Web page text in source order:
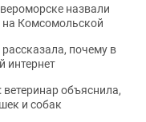
назвали
Комсомольской
почему в
интернет
объяснила,
и собак